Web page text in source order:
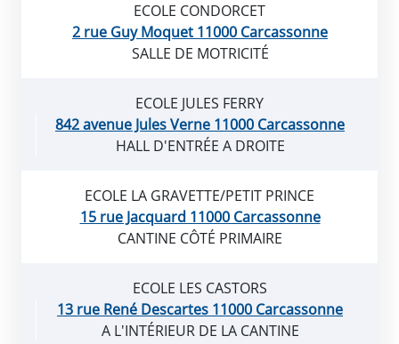
ECOLE CONDORCET
2 rue Guy Moquet 11000 Carcassonne
SALLE DE MOTRICITÉ
ECOLE JULES FERRY
842 avenue Jules Verne 11000 Carcassonne
HALL D'ENTRÉE A DROITE
ECOLE LA GRAVETTE/PETIT PRINCE
15 rue Jacquard 11000 Carcassonne
CANTINE CÔTÉ PRIMAIRE
ECOLE LES CASTORS
13 rue René Descartes 11000 Carcassonne
A L'INTÉRIEUR DE LA CANTINE